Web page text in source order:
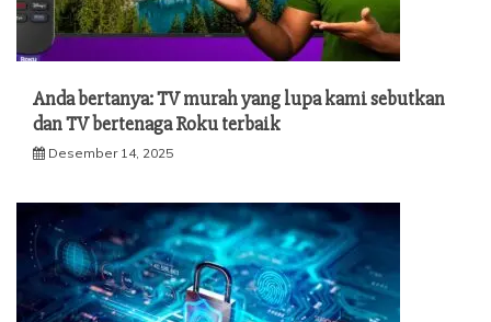
Anda bertanya: TV murah yang lupa kami sebutkan
dan TV bertenaga Roku terbaik
Desember 14, 2025